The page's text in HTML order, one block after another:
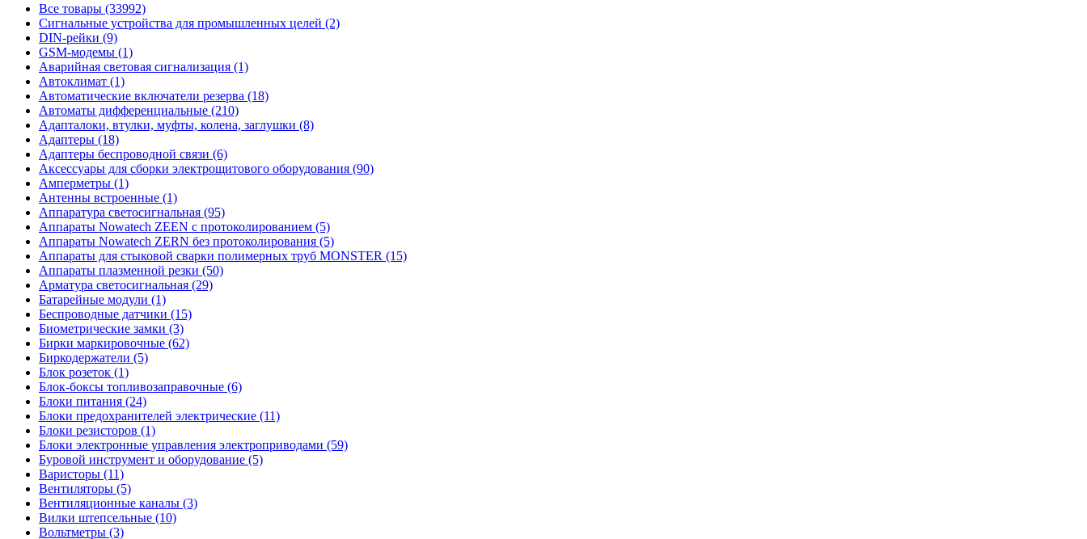
Все товары (33992)
Cигнальные устройства для промышленных целей (2)
DIN-рейки (9)
GSM-модемы (1)
Аварийная световая сигнализация (1)
Автоклимат (1)
Автоматические включатели резерва (18)
Автоматы дифференциальные (210)
Адапталоки, втулки, муфты, колена, заглушки (8)
Адаптеры (18)
Адаптеры беспроводной связи (6)
Аксессуары для сборки электрощитового оборудования (90)
Амперметры (1)
Антенны встроенные (1)
Аппаратура светосигнальная (95)
Аппараты Nowatech ZEEN c протоколированием (5)
Аппараты Nowatech ZERN без протоколирования (5)
Аппараты для стыковой сварки полимерных труб MONSTER (15)
Аппараты плазменной резки (50)
Арматура светосигнальная (29)
Батарейные модули (1)
Беспроводные датчики (15)
Биометрические замки (3)
Бирки маркировочные (62)
Биркодержатели (5)
Блок розеток (1)
Блок-боксы топливозаправочные (6)
Блоки питания (24)
Блоки предохранителей электрические (11)
Блоки резисторов (1)
Блоки электронные управления электроприводами (59)
Буровой инструмент и оборудование (5)
Варисторы (11)
Вентиляторы (5)
Вентиляционные каналы (3)
Вилки штепсельные (10)
Вольтметры (3)